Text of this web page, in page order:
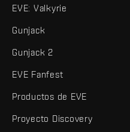
EVE: Valkyrie
Gunjack
Gunjack 2
EVE Fanfest
Productos de EVE
Proyecto Discovery